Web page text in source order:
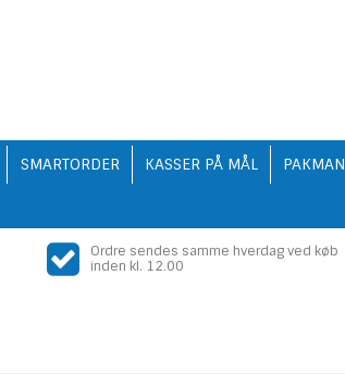
SMARTORDER KASSER PÅ MÅL
PAKMAN
Ordre sendes samme hverdag ved køb
inden kl. 12.00